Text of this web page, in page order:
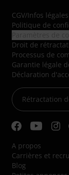
CGV/Infos légales
Politique de
Droit de
Processus de
Garantie légale
Déclaration
Rétractation
A propos
Carrières et
Blog